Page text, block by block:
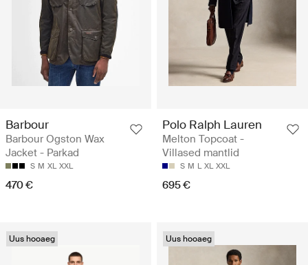
Barbour
Barbour Ogston Wax
Jacket - Parkad
S M XL XXL
470 €
Polo Ralph Lauren
Melton Topcoat -
Villased mantlid
S M L XL XXL
695 €
Uus hooaeg Uus hooaeg